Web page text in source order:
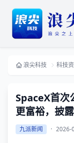
浪尖科技 科技
SpaceX首次
更富裕，披
九派新闻 · 2026-